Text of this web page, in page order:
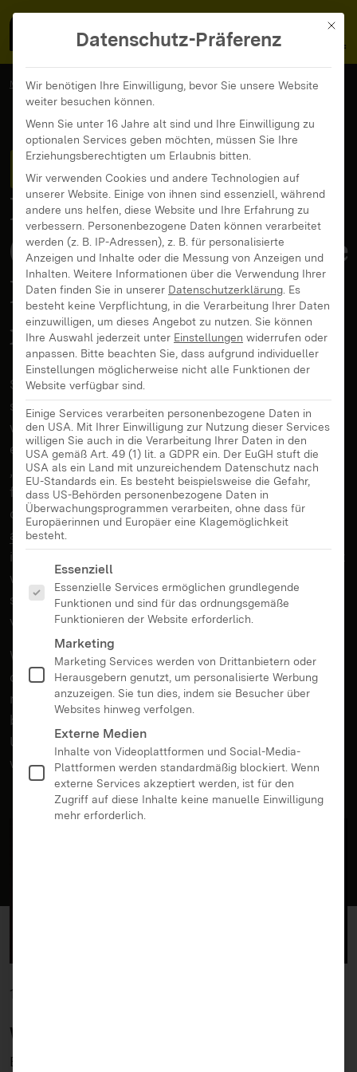
MENÜ
MedienFokus BW ...
News und Beiträge
Squid Game: Warum Kinder so gerne Serien nachspielen
Squid Game: Warum
Kinder so gerne
(gewaltverherrlichende
Netflix-)Serien
nachspielen
Seit Oktober 2021 läuft auf Netflix eine Serie, die
seit „Bridgerton“, mit 111 Millionen Zugriffen in
weniger als einem Monat jetzt schon als der
erfolgreichste Neustart des Bezahlsenders gilt:
„Squid Game“. Normalerweise erreichen – vor allem
für das Alter ungeeignete – Netflix-Trends selten
die Kinderstube. Doch wennKinder Gewaltszenen
aus „Squid Game“ auf dem Pausenhof nachspielen
in denen Verlierende von Kinderspielen hingerichtet
werden, geraten Eltern in Schockstarre: Warum
schauen Eltern zu Hause Inhalte, die ihre Kinder
verstören? Und warum tut niemand was dagegen?
Wir wollen Eltern und Fachkräfte helfen, in einer
diversen, konvergenten, risiken- und chancen-
reichen Medienwelt zurechtzufinden. Doch was
bedeutet „konvergent“? Wie kann ein mediales
Ungetüm wie „Squid Game“ eine Chance sein? Und
was steckt überhaupt hinter „Squid Game“?
15.10.2021
Wovon handelt „Squid Game“?
Erwachsene, die ein Netflix-Abo haben, werden der
Mit
Datenschutz-Präferenz
Wir benötigen Ihre Einwilligung, bevor Sie unsere Website
weiter besuchen können.
Wenn Sie unter 16 Jahre alt sind und Ihre Einwilligung zu
optionalen Services geben möchten, müssen Sie Ihre
Erziehungsberechtigten um Erlaubnis bitten.
Wir verwenden Cookies und andere Technologien auf
unserer Website. Einige von ihnen sind essenziell, während
andere uns helfen, diese Website und Ihre Erfahrung zu
verbessern. Personenbezogene Daten können verarbeitet
werden (z. B. IP-Adressen), z. B. für personalisierte
Anzeigen und Inhalte oder die Messung von Anzeigen und
Inhalten. Weitere Informationen über die Verwendung Ihrer
Daten finden Sie in unserer Datenschutzerklärung Es
besteht keine Verpflichtung, in die Verarbeitung Ihrer Daten
einzuwilligen, um dieses Angebot zu nutzen. Sie können
Ihre Auswahl jederzeit unter Einstellungen widerrufen oder
anpassen. Bitte beachten Sie, dass aufgrund individueller
Einstellungen möglicherweise nicht alle Funktionen der
Website verfügbar sind.
Einige Services verarbeiten personenbezogene Daten in
den USA. Mit Ihrer Einwilligung zur Nutzung dieser Services
willigen Sie auch in die Verarbeitung Ihrer Daten in den
USA gemäß Art. 49 (1) lit. a GDPR ein. Der EuGH stuft die
USA als ein Land mit unzureichendem Datenschutz nach
EU-Standards ein. Es besteht beispielsweise die Gefahr,
dass US-Behörden personenbezogene Daten in
Überwachungsprogrammen verarbeiten, ohne dass für
Europäerinnen und Europäer eine Klagemöglichkeit
besteht.
Es folgt eine Liste der Service-Gruppen, für die eine
Essenziell
Essenzielle Services ermöglichen grundlegende
Funktionen und sind für das ordnungsgemäße
Funktionieren der Website erforderlich.
Marketing
Marketing Services werden von Drittanbietern oder
Herausgebern genutzt, um personalisierte Werbung
anzuzeigen. Sie tun dies, indem sie Besucher über
Websites hinweg verfolgen.
Externe Medien
Inhalte von Videoplattformen und Social-Media-
Plattformen werden standardmäßig blockiert. Wenn
externe Services akzeptiert werden, ist für den
Zugriff auf diese Inhalte keine manuelle Einwilligung
mehr erforderlich.